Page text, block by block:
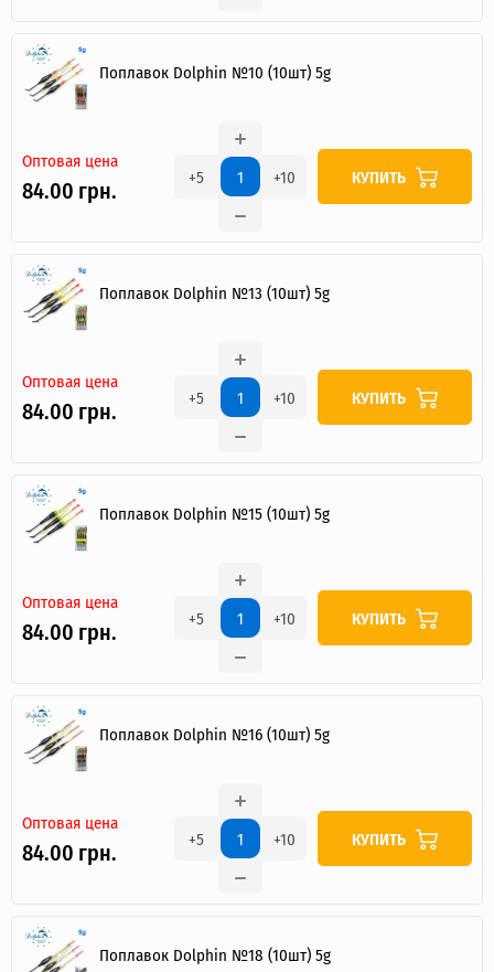
Поплавок Dolphin №10 (10шт) 5g
Оптовая цена
84.00 грн. +5 +10 КУПИТЬ
Поплавок Dolphin №13 (10шт) 5g
Оптовая цена
84.00 грн. +5 +10 КУПИТЬ
Поплавок Dolphin №15 (10шт) 5g
Оптовая цена
84.00 грн. +5 +10 КУПИТЬ
Поплавок Dolphin №16 (10шт) 5g
Оптовая цена
84.00 грн. +5 +10 КУПИТЬ
Поплавок Dolphin №18 (10шт) 5g
ИНТЕРНЕТ-МАГАЗИН